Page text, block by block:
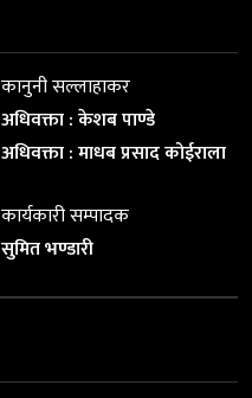
कानुनी सल्लाहाकर
अधिवक्ता : केशब पाण्डे
अधिवक्ता : माधब प्रसाद कोईराला
कार्यकारी सम्पादक
सुमित भण्डारी